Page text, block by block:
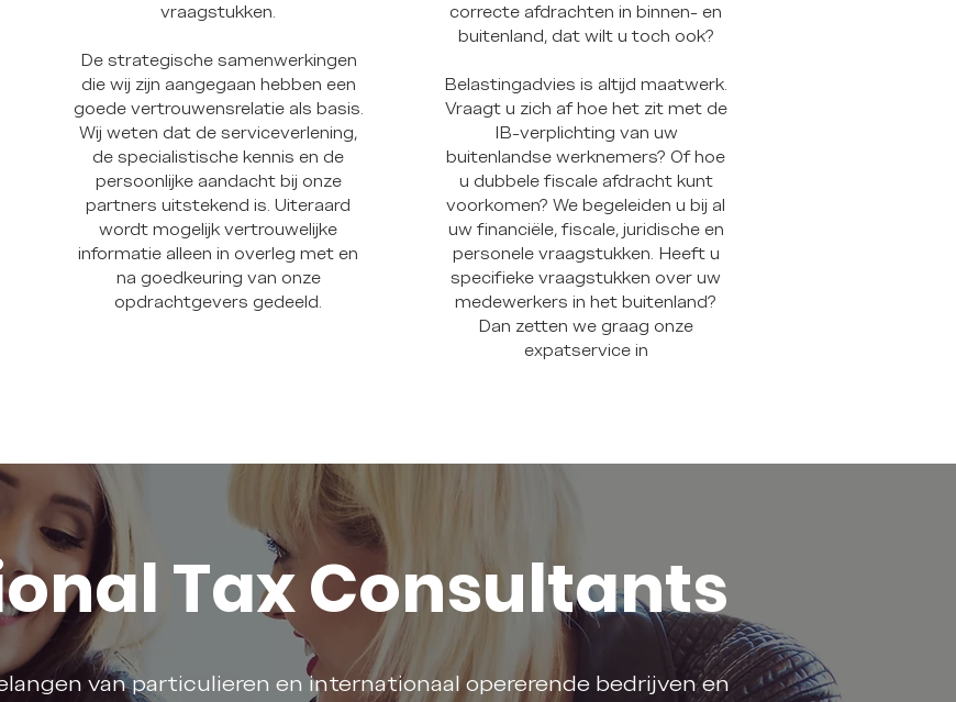
vraagstukken.
De strategische samenwerkingen
die wij zijn aangegaan hebben een
goede vertrouwensrelatie als basis.
Wij weten dat de serviceverlening,
de specialistische kennis en de
persoonlijke aandacht bij onze
partners uitstekend is. Uiteraard
wordt mogelijk vertrouwelijke
informatie alleen in overleg met en
na goedkeuring van onze
opdrachtgevers gedeeld.
correcte afdrachten in binnen- en
buitenland, dat wilt u toch ook?
Belastingadvies is altijd maatwerk.
Vraagt u zich af hoe het zit met de
IB-verplichting van uw
buitenlandse werknemers? Of hoe
u dubbele fiscale afdracht kunt
voorkomen? We begeleiden u bij al
uw financiële, fiscale, juridische en
personele vraagstukken. Heeft u
specifieke vraagstukken over uw
medewerkers in het buitenland?
Dan zetten we graag onze
expatservice in
Tax Consultants
van particulieren en internationaal opererende bedrijven en